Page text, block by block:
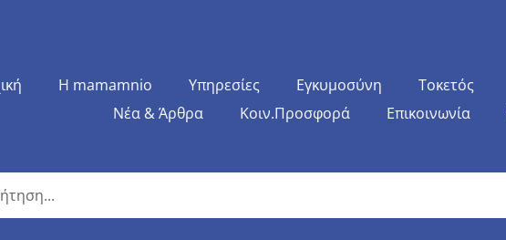
Η mamamnio Υπηρεσίες Εγκυμοσύνη Τοκετός
Νέα & Άρθρα
Κοιν.Προσφορά Επικοινωνία